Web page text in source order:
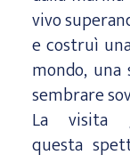
vivo
e costruì
mondo,
sembrare
La visita
questa